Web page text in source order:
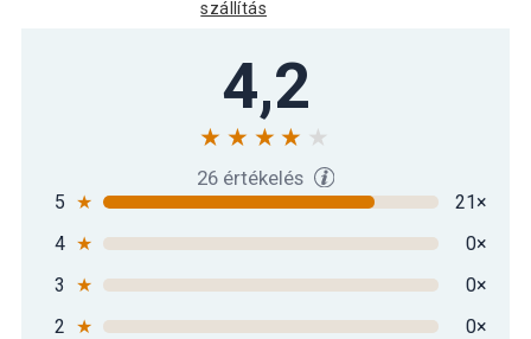
krómozott 30 kg
szállítás
4,2
26 értékelés
5 ★
21×
4 ★
0×
3
★
0×
2 ★
0×